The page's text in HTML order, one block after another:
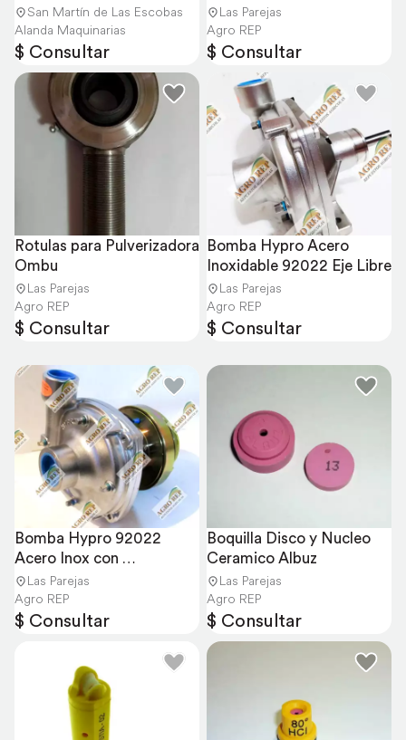
San Martín de Las Escobas
Alanda Maquinarias
$ Consultar
Las Parejas
Agro REP
$ Consultar
Rotulas para Pulverizadora
Ombu
Las Parejas
Agro REP
$ Consultar
Bomba Hypro Acero
Inoxidable 92022 Eje Libre
Las Parejas
Agro REP
$ Consultar
Bomba Hypro 92022
Acero Inox con
Electroiman
Las Parejas
Agro REP
$ Consultar
Boquilla Disco y Nucleo
Ceramico Albuz
Las Parejas
Agro REP
$ Consultar